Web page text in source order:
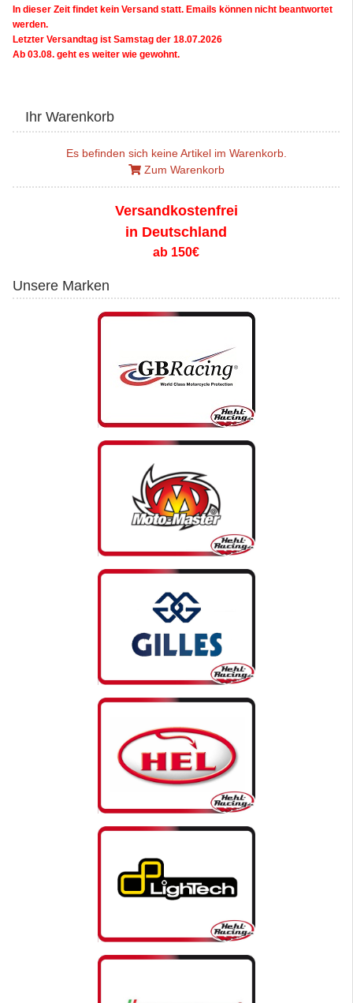
In dieser Zeit findet kein Versand statt. Emails können nicht beantwortet
werden.
Letzter Versandtag ist Samstag der 18.07.2026
Ab 03.08. geht es weiter wie gewohnt.
Ihr Warenkorb
Es befinden sich keine Artikel im Warenkorb.
Zum Warenkorb
Versandkostenfrei
in Deutschland
ab 150€
Unsere Marken